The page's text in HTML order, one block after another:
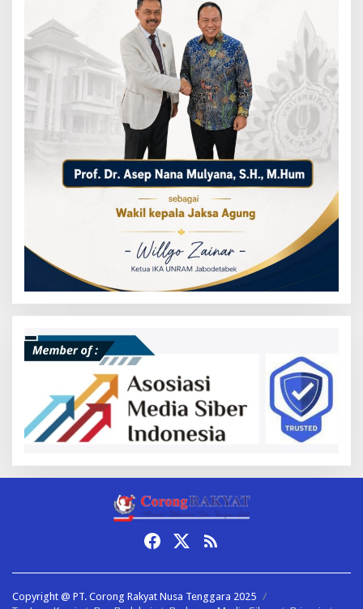
Copyright @ PT. Corong Rakyat Nusa Tenggara 2025